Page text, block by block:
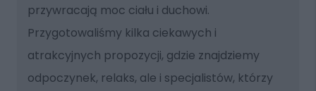
przywracają moc ciału i duchowi.
Przygotowaliśmy kilka ciekawych i
atrakcyjnych propozycji, gdzie znajdziemy
odpoczynek, relaks, ale i specjalistów, którzy